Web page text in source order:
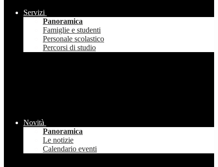
Servizi
Panoramica
Famiglie e studenti
Personale scolastico
Percorsi di studio
Novità
Panoramica
Le notizie
Calendario eventi